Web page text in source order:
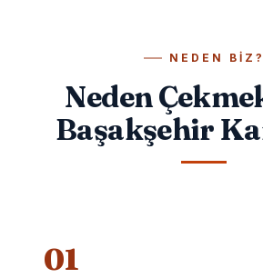
NEDEN BIZ?
Neden
Başakşehir
01